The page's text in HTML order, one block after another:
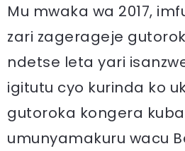
Mu mwaka wa 2017,
zari zagerageje
ndetse leta yari
igitutu cyo kurinda ko
gutoroka kongera
umunyamakuru wacu